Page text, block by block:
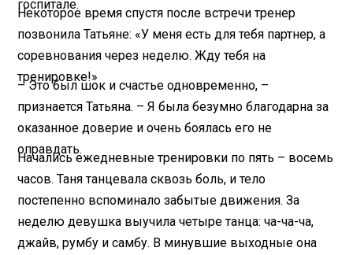
госпитале.
Некоторое время спустя после встречи тренер
позвонила Татьяне: «У меня есть для тебя партнер, а
соревнования через неделю. Жду тебя на
тренировке!»
– Это был шок и счастье одновременно, –
признается Татьяна. – Я была безумно благодарна за
оказанное доверие и очень боялась его не
оправдать.
Начались ежедневные тренировки по пять – восемь
часов. Таня танцевала сквозь боль, и тело
постепенно вспоминало забытые движения. За
неделю девушка выучила четыре танца: ча-ча-ча,
джайв, румбу и самбу. В минувшие выходные она